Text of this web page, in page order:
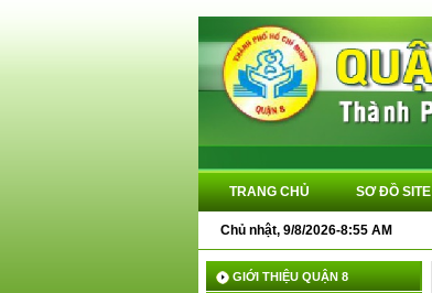
TRANG CHỦ SƠ ĐỒ SITE
Chủ nhật, 9/8/2026-8:55 AM
GIỚI THIỆU QUẬN 8